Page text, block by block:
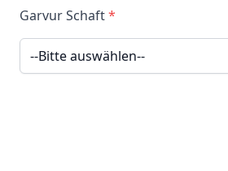
Garvur Schaft*